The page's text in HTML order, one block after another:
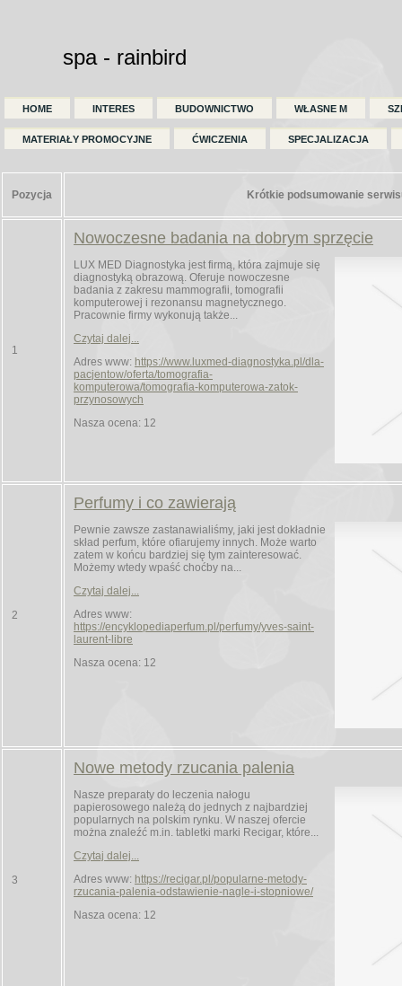
spa - rainbird
HOME INTERES BUDOWNICTWO WŁASNE M
MATERIAŁY PROMOCYJNE ĆWICZENIA SPECJALIZACJA
Pozycja Krótkie podsumowanie
1
Nowoczesne badania na dobrym sprzęcie
LUX MED Diagnostyka jest firmą, która zajmuje się
diagnostyką obrazową. Oferuje nowoczesne
badania z zakresu mammografii, tomografii
komputerowej i rezonansu magnetycznego.
Pracownie firmy wykonują także...
Czytaj dalej...
Adres www: https://www.luxmed-diagnostyka.pl/dla-
pacjentow/oferta/tomografia-
komputerowa/tomografia-komputerowa-zatok-
przynosowych
Nasza ocena: 12
2
Perfumy i co zawierają
Pewnie zawsze zastanawialiśmy, jaki jest dokładnie
skład perfum, które ofiarujemy innych. Może warto
zatem w końcu bardziej się tym zainteresować.
Możemy wtedy wpaść choćby na...
Czytaj dalej...
Adres www:
https://encyklopediaperfum.pl/perfumy/yves-saint-
laurent-libre
Nasza ocena: 12
3
Nowe metody rzucania palenia
Nasze preparaty do leczenia nałogu
papierosowego należą do jednych z najbardziej
popularnych na polskim rynku. W naszej ofercie
można znaleźć m.in. tabletki marki Recigar, które...
Czytaj dalej...
Adres www: https://recigar.pl/popularne-metody-
rzucania-palenia-odstawienie-nagle-i-stopniowe/
Nasza ocena: 12